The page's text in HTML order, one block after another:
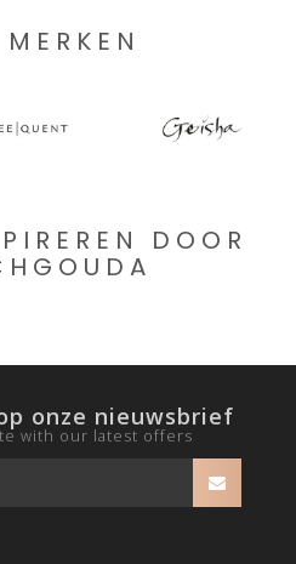
DOOR
onze nieuwsbrief
with our latest offers